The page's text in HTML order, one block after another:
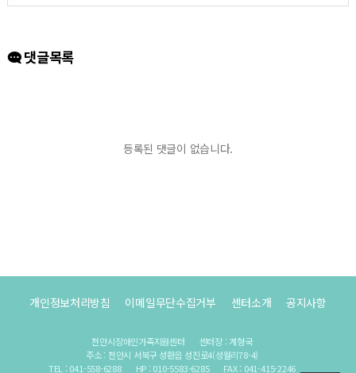
댓글목록
등록된 댓글이 없습니다.
개인정보처리방침 이메일무단수집거부 센터소개 공지사항
천안시장애인가족지원센터
센터장 : 계형국
주소 : 천안시 서북구 성환읍 성진로4(성월리78-4)
TEL : 041-558-6288
HP : 010-5583-6285 FAX : 041-415-2246